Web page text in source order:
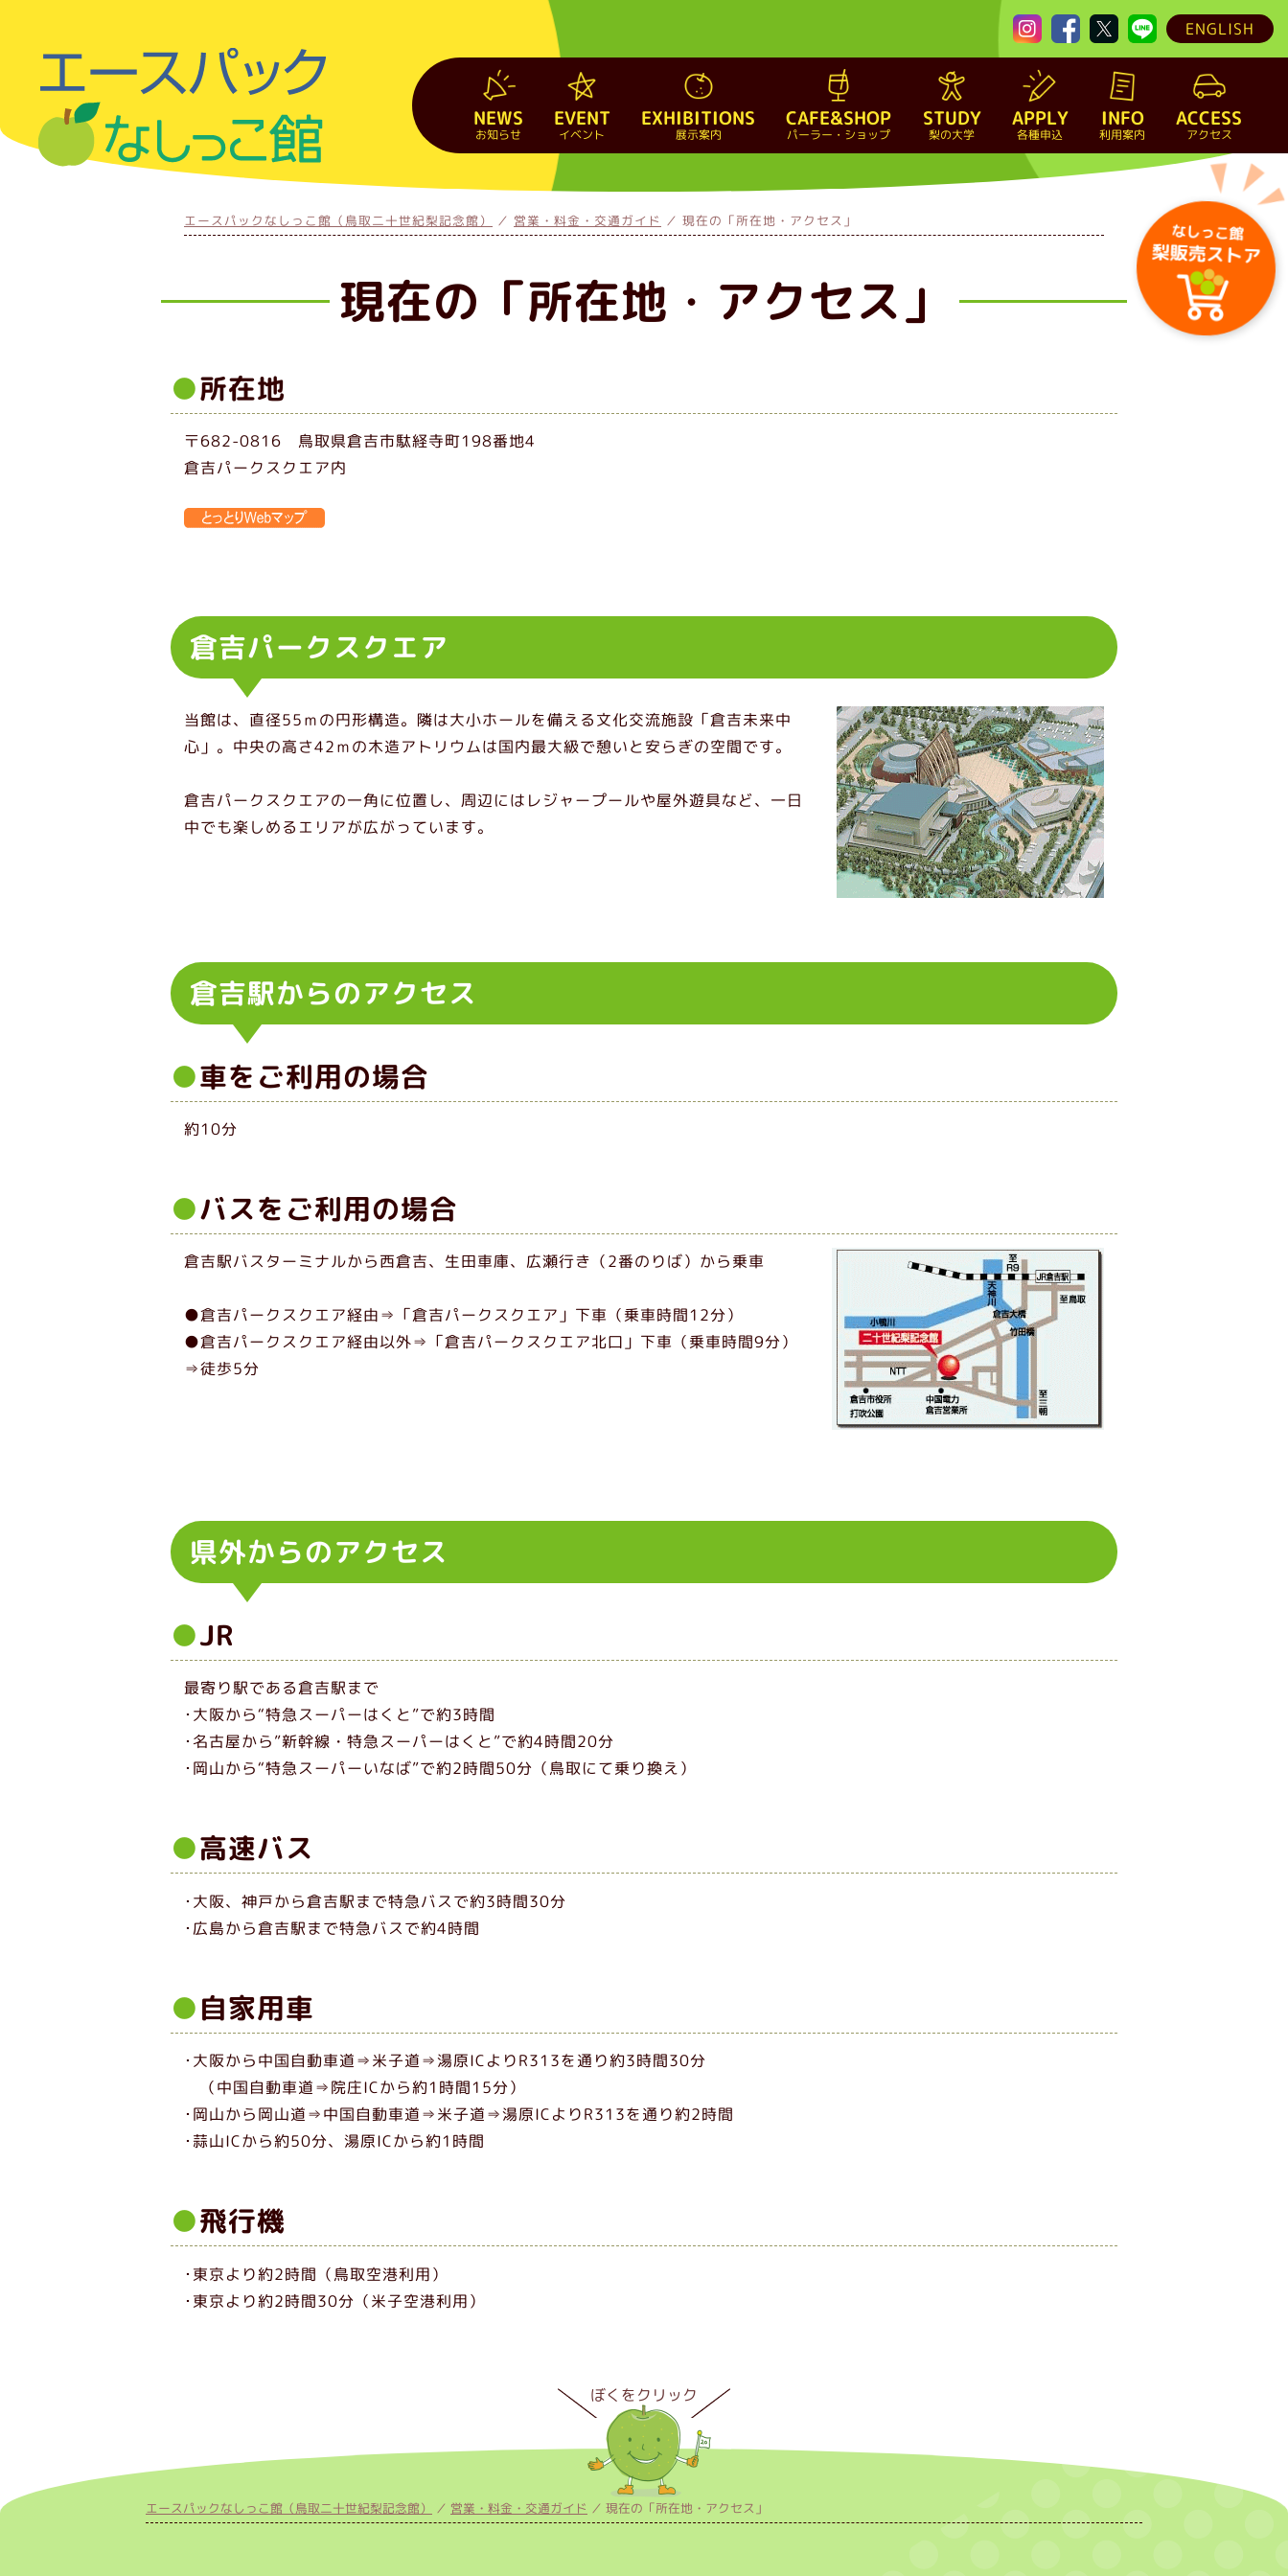
ENGLISH
NEWS
お知らせ
EVENT
イベント
EXHIBITIONS
展示案内
CAFE&SHOP
パーラー・ショップ
STUDY
梨の大学
APPLY
各種申込
INFO
利用案内
ACCESS
アクセス
なしっこ館
梨販売ストア
エースパックなしっこ館（鳥取二十世紀梨記念館） 営業・料金・交通ガイド 現在の「所在地・アクセス」
現在の「所在地・アクセス」
所在地
〒682-0816 鳥取県倉吉市駄経寺町198番地4
倉吉パークスクエア内
倉吉パークスクエア
当館は、直径55ｍの円形構造。隣は大小ホールを備える文化交流施設「倉吉未来中
心」。中央の高さ42ｍの木造アトリウムは国内最大級で憩いと安らぎの空間です。
倉吉パークスクエアの一角に位置し、周辺にはレジャープールや屋外遊具など、一日
中でも楽しめるエリアが広がっています。
倉吉駅からのアクセス
車をご利用の場合
約10分
バスをご利用の場合
倉吉駅バスターミナルから西倉吉、生田車庫、広瀬行き（2番のりば）から乗車
●倉吉パークスクエア経由⇒「倉吉パークスクエア」下車（乗車時間12分）
●倉吉パークスクエア経由以外⇒「倉吉パークスクエア北口」下車（乗車時間9分）
⇒徒歩5分
県外からのアクセス
JR
最寄り駅である倉吉駅まで
･大阪から“特急スーパーはくと”で約3時間
･名古屋から”新幹線・特急スーパーはくと”で約4時間20分
･岡山から“特急スーパーいなば”で約2時間50分（鳥取にて乗り換え）
高速バス
･大阪、神戸から倉吉駅まで特急バスで約3時間30分
･広島から倉吉駅まで特急バスで約4時間
自家用車
･大阪から中国自動車道⇒米子道⇒湯原ICよりR313を通り約3時間30分
（中国自動車道⇒院庄ICから約1時間15分）
･岡山から岡山道⇒中国自動車道⇒米子道⇒湯原ICよりR313を通り約2時間
･蒜山ICから約50分、湯原ICから約1時間
飛行機
･東京より約2時間（鳥取空港利用）
･東京より約2時間30分（米子空港利用）
エースパックなしっこ館（鳥取二十世紀梨記念館） 営業・料金・交通ガイド 現在の「所在地・アクセス」